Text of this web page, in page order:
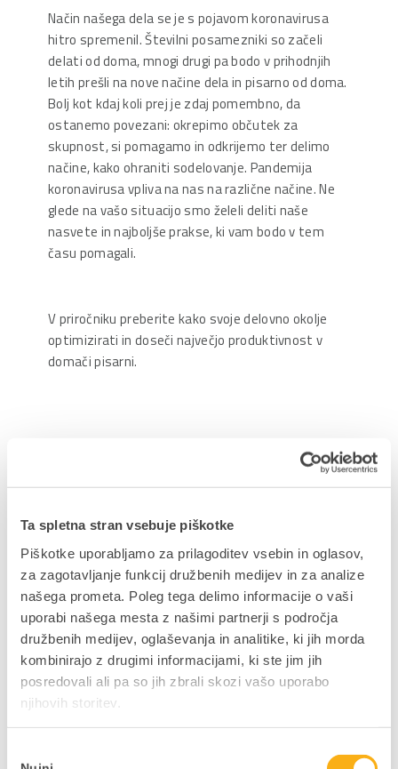
Ta spletna stran vsebuje piškotke
Piškotke uporabljamo za prilagoditev vsebin in oglasov,
za zagotavljanje funkcij družbenih medijev in za analize
našega prometa. Poleg tega delimo informacije o vaši
uporabi našega mesta z našimi partnerji s področja
družbenih medijev, oglaševanja in analitike, ki jih morda
kombinirajo z drugimi informacijami, ki ste jim jih
posredovali ali pa so jih zbrali skozi vašo uporabo
njihovih storitev.
Način našega dela se je s pojavom koronavirusa
hitro spremenil. Številni posamezniki so začeli
delati od doma, mnogi drugi pa bodo v prihodnjih
letih prešli na nove načine dela in pisarno od doma.
Bolj kot kdaj koli prej je zdaj pomembno, da
ostanemo povezani: okrepimo občutek za
skupnost, si pomagamo in odkrijemo ter delimo
načine, kako ohraniti sodelovanje. Pandemija
koronavirusa vpliva na nas na različne načine. Ne
glede na vašo situacijo smo želeli deliti naše
nasvete in najboljše prakse, ki vam bodo v tem
času pomagali.
V priročniku preberite kako svoje delovno okolje
optimizirati in doseči največjo produktivnost v
domači pisarni.
NAZAJ NA PRIROČNIKE
Ne zamudite podjetniških
novosti in nasvetov